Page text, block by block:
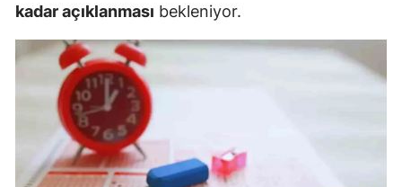
kadar açıklanması bekleniyor.